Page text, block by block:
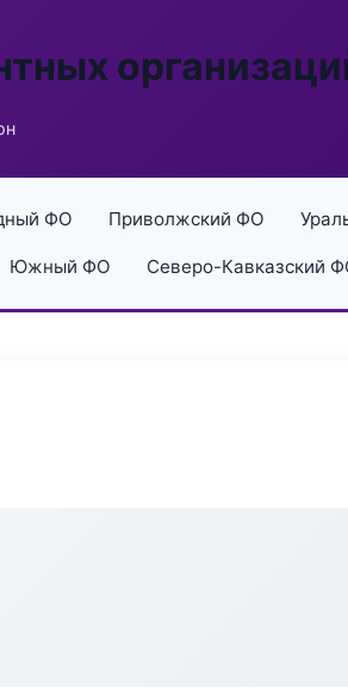
ФО Приволжский ФО
Южный ФО Северо-Кавказский